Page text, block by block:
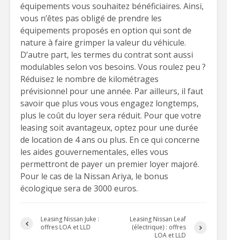
équipements vous souhaitez bénéficiaires. Ainsi,
vous n’êtes pas obligé de prendre les
équipements proposés en option qui sont de
nature à faire grimper la valeur du véhicule.
D’autre part, les termes du contrat sont aussi
modulables selon vos besoins. Vous roulez peu ?
Réduisez le nombre de kilométrages
prévisionnel pour une année. Par ailleurs, il faut
savoir que plus vous vous engagez longtemps,
plus le coût du loyer sera réduit. Pour que votre
leasing soit avantageux, optez pour une durée
de location de 4 ans ou plus. En ce qui concerne
les aides gouvernementales, elles vous
permettront de payer un premier loyer majoré.
Pour le cas de la Nissan Ariya, le bonus
écologique sera de 3000 euros.
Leasing Nissan Juke :
offres LOA et LLD
Leasing Nissan Leaf
(électrique) : offres
LOA et LLD